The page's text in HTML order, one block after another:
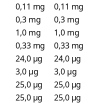
0,11 mg
0,11 mg
0,3 mg
0,3 mg
1,0 mg
1,0 mg
0,33 mg
0,33 mg
24,0 µg
24,0 µg
3,0 µg
3,0 µg
25,0 µg
25,0 µg
25,0 µg
25,0 µg